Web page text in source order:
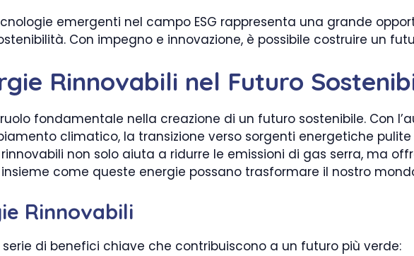
emergenti nel campo ESG rappresenta una grande
Con impegno e innovazione, è possibile costruire un
Rinnovabili nel Futuro
fondamentale nella creazione di un futuro sostenibile. Con
climatico, la transizione verso sorgenti energetiche
rinnovabili non solo aiuta a ridurre le emissioni di gas serra, ma
come queste energie possano trasformare il nostro
Rinnovabili
di benefici chiave che contribuiscono a un futuro più verde: